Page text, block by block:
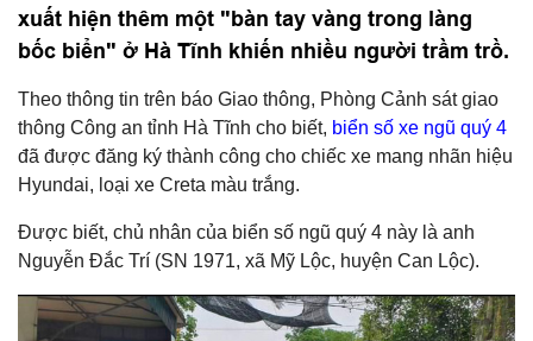
xuất hiện thêm một "bàn tay vàng trong làng
bốc biển" ở Hà Tĩnh khiến nhiều người trầm trồ.
Theo thông tin trên báo Giao thông, Phòng Cảnh sát giao
thông Công an tỉnh Hà Tĩnh cho biết, biển số xe ngũ quý 4
đã được đăng ký thành công cho chiếc xe mang nhãn hiệu
Hyundai, loại xe Creta màu trắng.
Được biết, chủ nhân của biển số ngũ quý 4 này là anh
Nguyễn Đắc Trí (SN 1971, xã Mỹ Lộc, huyện Can Lộc).